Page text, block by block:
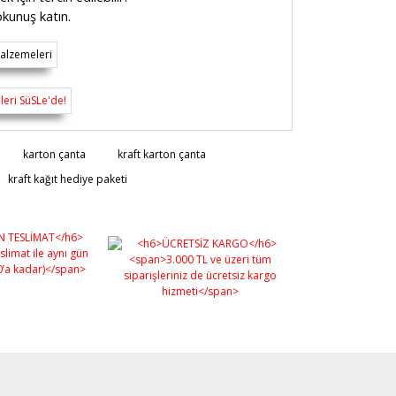
katın.
gördüğünüz noktaları öneri formunu
karton çanta
kraft karton çanta
kraft kağıt hediye paketi